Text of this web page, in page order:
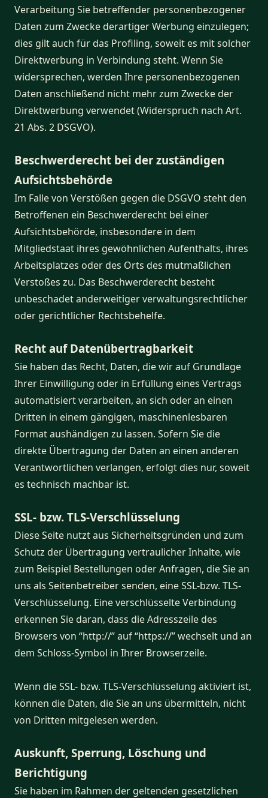
Verarbeitung Sie betreffender personenbezogener
Daten zum Zwecke derartiger Werbung einzulegen;
dies gilt auch für das Profiling, soweit es mit solcher
Direktwerbung in Verbindung steht. Wenn Sie
widersprechen, werden Ihre personenbezogenen
Daten anschließend nicht mehr zum Zwecke der
Direktwerbung verwendet (Widerspruch nach Art.
21 Abs. 2 DSGVO).
Beschwerderecht bei der zuständigen
Aufsichtsbehörde
Im Falle von Verstößen gegen die DSGVO steht den
Betroffenen ein Beschwerderecht bei einer
Aufsichtsbehörde, insbesondere in dem
Mitgliedstaat ihres gewöhnlichen Aufenthalts, ihres
Arbeitsplatzes oder des Orts des mutmaßlichen
Verstoßes zu. Das Beschwerderecht besteht
unbeschadet anderweitiger verwaltungsrechtlicher
oder gerichtlicher Rechtsbehelfe.
Recht auf Datenübertragbarkeit
Sie haben das Recht, Daten, die wir auf Grundlage
Ihrer Einwilligung oder in Erfüllung eines Vertrags
automatisiert verarbeiten, an sich oder an einen
Dritten in einem gängigen, maschinenlesbaren
Format aushändigen zu lassen. Sofern Sie die
direkte Übertragung der Daten an einen anderen
Verantwortlichen verlangen, erfolgt dies nur, soweit
es technisch machbar ist.
SSL- bzw. TLS-Verschlüsselung
Diese Seite nutzt aus Sicherheitsgründen und zum
Schutz der Übertragung vertraulicher Inhalte, wie
zum Beispiel Bestellungen oder Anfragen, die Sie an
uns als Seitenbetreiber senden, eine SSL-bzw. TLS-
Verschlüsselung. Eine verschlüsselte Verbindung
erkennen Sie daran, dass die Adresszeile des
Browsers von “http://” auf “https://” wechselt und an
dem Schloss-Symbol in Ihrer Browserzeile.
Wenn die SSL- bzw. TLS-Verschlüsselung aktiviert ist,
können die Daten, die Sie an uns übermitteln, nicht
von Dritten mitgelesen werden.
Auskunft, Sperrung, Löschung und
Berichtigung
Sie haben im Rahmen der geltenden gesetzlichen